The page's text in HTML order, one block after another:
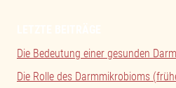
Die Bedeutung einer gesunden
Die Rolle des Darmmikrobioms